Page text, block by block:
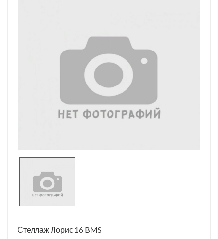
Стеллаж Лорис 16 BMS